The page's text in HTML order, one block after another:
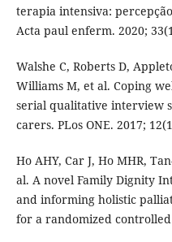
terapia intensiva:
Acta paul enferm. 2020;
Walshe C, Roberts D,
Williams M, et al. Coping
serial qualitative interview
carers. PLos ONE. 2017;
Ho AHY, Car J, Ho MHR,
al. A novel Family Dignity
and informing holistic
for a randomized